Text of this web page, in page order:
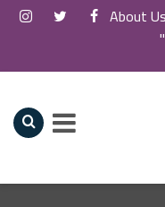
About Us